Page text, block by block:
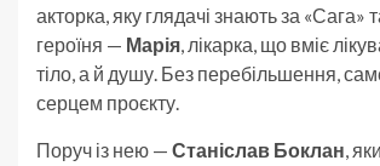
акторка, яку глядачі знають за «Сага»
героїня — Марія, лікарка, що вміє
тіло, а й душу. Без перебільшення,
серцем проєкту.
Поруч із нею — Станіслав Боклан,